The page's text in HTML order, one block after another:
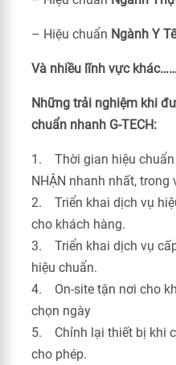
– Hiệu chuẩn Ngành Y Tế
Và nhiều lĩnh vực
Những trải nghiệm khi
chuẩn nhanh G-TECH:
1. Thời gian hiệu chuẩn
NHẬN nhanh nhất,
2. Triển khai dịch vụ
cho khách hàng.
3. Triển khai dịch vụ
hiệu chuẩn.
4. On-site tận nơi cho
chọn ngày
5. Chỉnh lại thiết bị khi
cho phép.